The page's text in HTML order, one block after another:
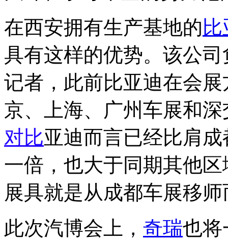
在西安拥有生产基地的
具有这样的优势。该公
记者，此前比亚迪在会
京、上海、广州车展和
对比亚迪而言已经比肩
一倍，也大于同期其他
展具就是从成都车展移
此次汽博会上， 奇瑞也将